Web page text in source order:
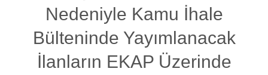
Nedeniyle Kamu İhale
Bülteninde Yayımlanacak
İlanların EKAP Üzerinde